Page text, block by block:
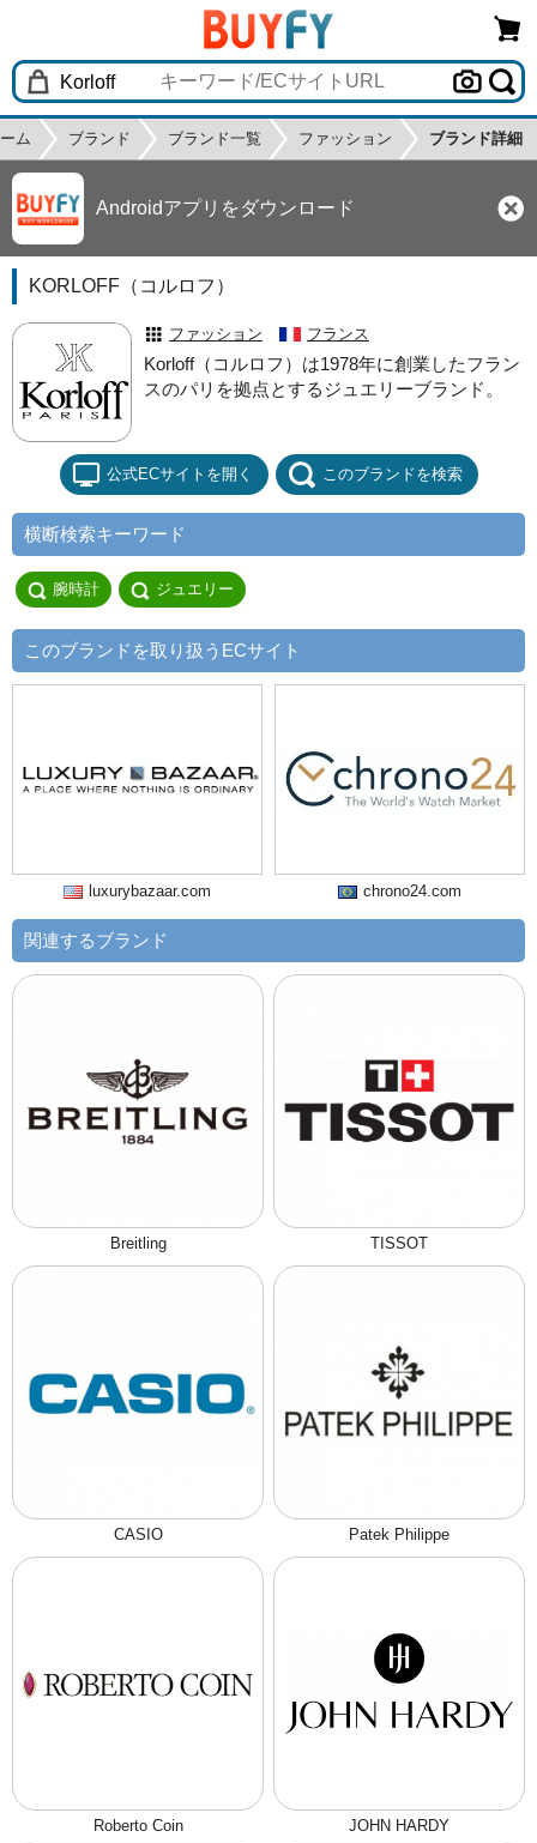
ム ブランド ブランド一覧 ファッション ブランド詳細
Androidアプリをダウンロード
KORLOFF（コルロフ）
ファッション フランス
Korloff（コルロフ）は1978年に創業したフラン
スのパリを拠点とするジュエリーブランド。
公式ECサイトを開く このブランドを検索
横断検索キーワード
腕時計 ジュエリー
このブランドを取り扱うECサイト
luxurybazaar.com chrono24.com
関連するブランド
Breitling TISSOT
CASIO Patek Philippe
Roberto Coin JOHN HARDY